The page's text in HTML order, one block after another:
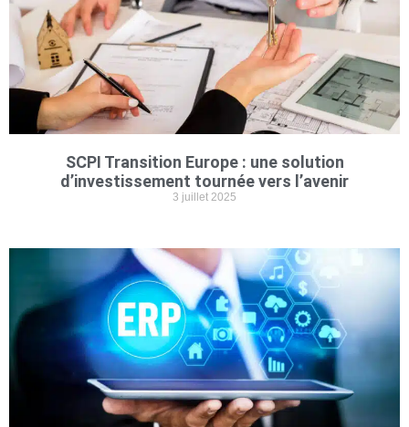
SCPI Transition Europe : une solution
d’investissement tournée vers l’avenir
3 juillet 2025